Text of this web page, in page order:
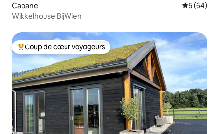
Cabane
5 (64)
Wikkelhouse BijWien
Coups de cœur voyageurs les plus appréciés
Coup de cœur voyageurs